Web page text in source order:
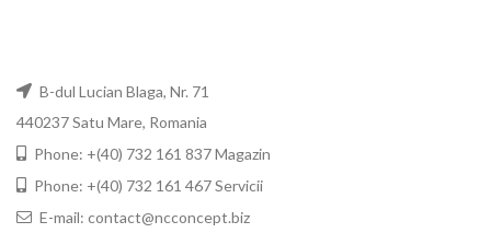
B-dul Lucian Blaga, Nr. 71
440237 Satu Mare, Romania
Phone: +(40) 732 161 837 Magazin
Phone: +(40) 732 161 467 Servicii
E-mail: contact@ncconcept.biz